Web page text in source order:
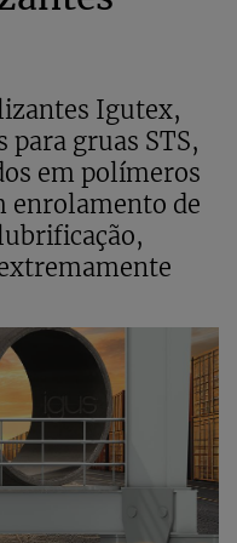
Igutex,
gruas STS,
em polímeros
enrolamento de